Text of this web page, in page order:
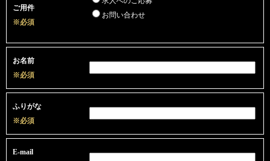
ご用件
※必須
お問い合わせ
お名前
※必須
ふりがな
※必須
E-mail